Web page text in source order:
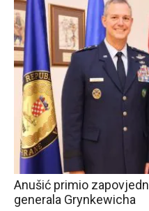
Anušić primio
generala Grynkewicha